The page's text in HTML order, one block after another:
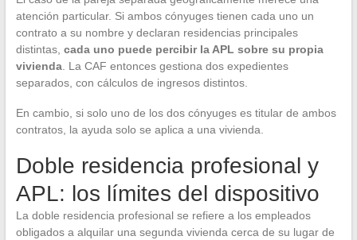
atención particular. Si ambos cónyuges tienen cada uno un
contrato a su nombre y declaran residencias principales
distintas, cada uno puede percibir la APL sobre su propia
vivienda. La CAF entonces gestiona dos expedientes
separados, con cálculos de ingresos distintos.
En cambio, si solo uno de los dos cónyuges es titular de ambos
contratos, la ayuda solo se aplica a una vivienda.
Doble residencia profesional y
APL: los límites del dispositivo
La doble residencia profesional se refiere a los empleados
obligados a alquilar una segunda vivienda cerca de su lugar de